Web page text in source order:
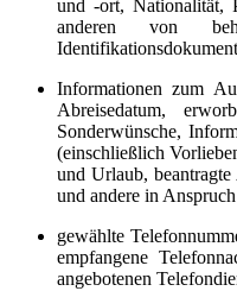
und -ort, Nationalität,
anderen von
Informationen zum
Abreisedatum,
Sonderwünsche,
(einschließlich
und Urlaub,
und andere in
gewählte
empfangene
angebotenen